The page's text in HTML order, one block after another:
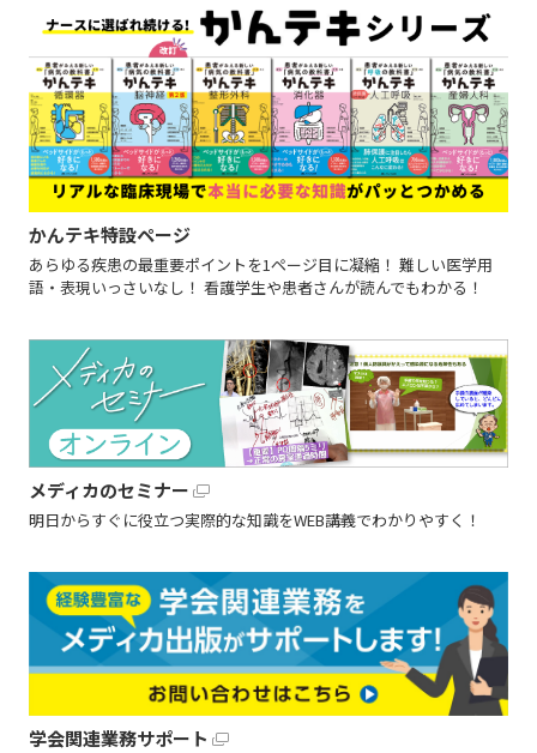
かんテキ特設ページ
あらゆる疾患の最重要ポイントを1ページ目に凝縮！ 難しい医学用
語・表現いっさいなし！ 看護学生や患者さんが読んでもわかる！
メディカのセミナー
明日からすぐに役立つ実際的な知識をWEB講義でわかりやすく！
学会関連業務サポート